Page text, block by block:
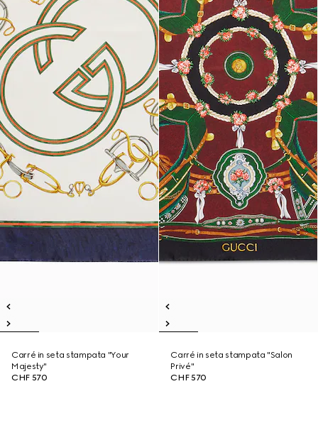
Carré in seta stampata "Your
Majesty"
CHF 570
Carré in seta stampata "Salon
Privé"
CHF 570